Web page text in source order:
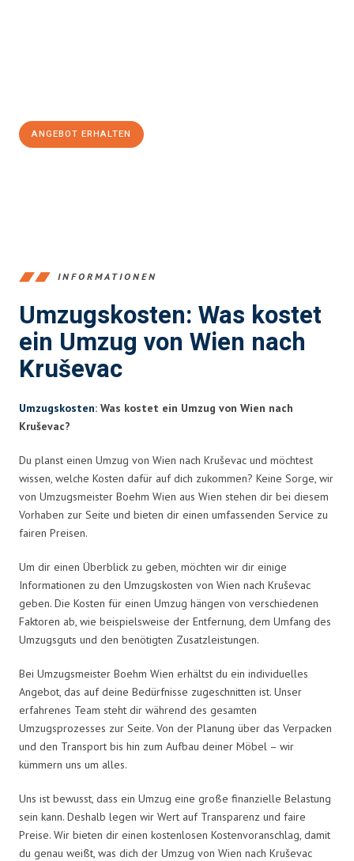
ANGEBOT ERHALTEN
INFORMATIONEN
Umzugskosten: Was kostet
ein Umzug von Wien nach
Kruševac
Umzugskosten: Was kostet ein Umzug von Wien nach
Kruševac?
Du planst einen Umzug von Wien nach Kruševac und möchtest
wissen, welche Kosten dafür auf dich zukommen? Keine Sorge, wir
von Umzugsmeister Boehm Wien aus Wien stehen dir bei diesem
Vorhaben zur Seite und bieten dir einen umfassenden Service zu
fairen Preisen.
Um dir einen Überblick zu geben, möchten wir dir einige
Informationen zu den Umzugskosten von Wien nach Kruševac
geben. Die Kosten für einen Umzug hängen von verschiedenen
Faktoren ab, wie beispielsweise der Entfernung, dem Umfang des
Umzugsguts und den benötigten Zusatzleistungen.
Bei Umzugsmeister Boehm Wien erhältst du ein individuelles
Angebot, das auf deine Bedürfnisse zugeschnitten ist. Unser
erfahrenes Team steht dir während des gesamten
Umzugsprozesses zur Seite. Von der Planung über das Verpacken
und den Transport bis hin zum Aufbau deiner Möbel – wir
kümmern uns um alles.
Uns ist bewusst, dass ein Umzug eine große finanzielle Belastung
sein kann. Deshalb legen wir Wert auf Transparenz und faire
Preise. Wir bieten dir einen kostenlosen Kostenvoranschlag, damit
du genau weißt, was dich der Umzug von Wien nach Kruševac